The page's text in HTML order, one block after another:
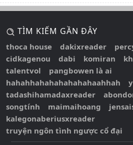
TÌM KIẾM GẦN ĐÂY
thoca house dakixreader
cidkagenou
dabi komiran
talentvol
pangbowen là ai
hahahhahahahahahahaahhah
tadashihamadaxreader
songtính
maimaihoang
kalegonaberiusxreader
truyện ngôn tình ngược cổ đại